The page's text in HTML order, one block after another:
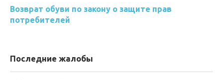
Возврат обуви по закону о защите прав
потребителей
Последние жалобы